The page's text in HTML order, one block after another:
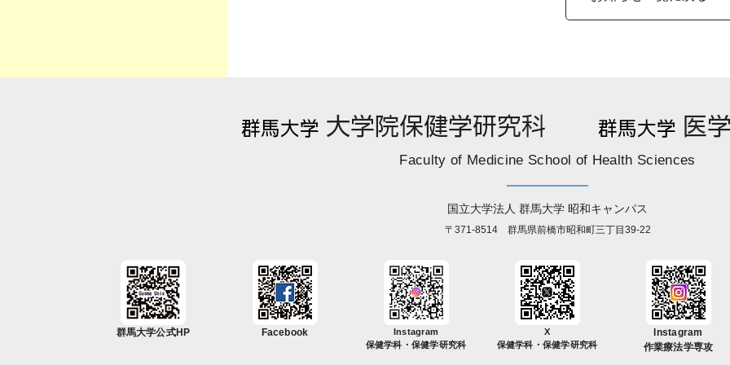
Faculty of Medicine School of Health Sciences
国立大学法人 群馬大学 昭和キャンパス
〒371-8514 群馬県前橋市昭和町三丁目39-22
群馬大学公式HP Facebook
Instagram
保健学科・保健学研究科
X
保健学科・保健学研究科
Instagram
作業療法学専攻